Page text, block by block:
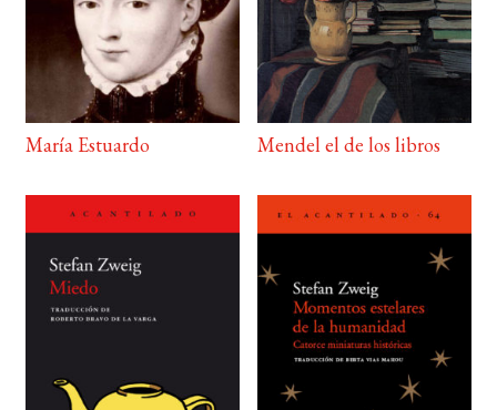
María Estuardo Mendel el de los libros